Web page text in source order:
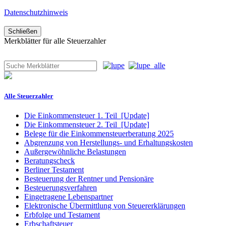
Datenschutzhinweis
Schließen
Merkblätter für alle Steuerzahler
Alle Steuerzahler
Die Einkommensteuer 1. Teil [Update]
Die Einkommensteuer 2. Teil [Update]
Belege für die Einkommensteuerberatung 2025
Abgrenzung von Herstellungs- und Erhaltungskosten
Außergewöhnliche Belastungen
Beratungscheck
Berliner Testament
Besteuerung der Rentner und Pensionäre
Besteuerungsverfahren
Eingetragene Lebenspartner
Elektronische Übermittlung von Steuererklärungen
Erbfolge und Testament
Erbschaftsteuer